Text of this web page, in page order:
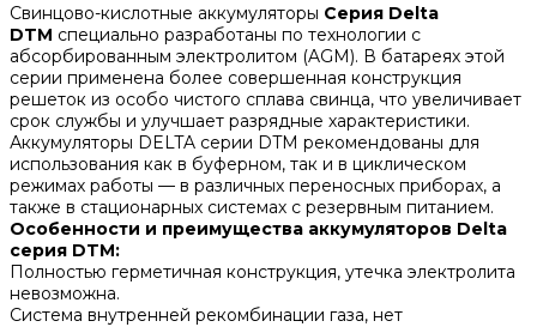
Свинцово-кислотные аккумуляторы Серия Delta
DTM специально разработаны по технологии с
абсорбированным электролитом (AGM). В батареях этой
серии применена более совершенная конструкция
решеток из особо чистого сплава свинца, что увеличивает
срок службы и улучшает разрядные характеристики.
Аккумуляторы DELTA серии DTM рекомендованы для
использования как в буферном, так и в циклическом
режимах работы — в различных переносных приборах, а
также в стационарных системах с резервным питанием.
Особенности и преимущества аккумуляторов Delta
серия DTM:
Полностью герметичная конструкция, утечка электролита
невозможна.
Система внутренней рекомбинации газа, нет